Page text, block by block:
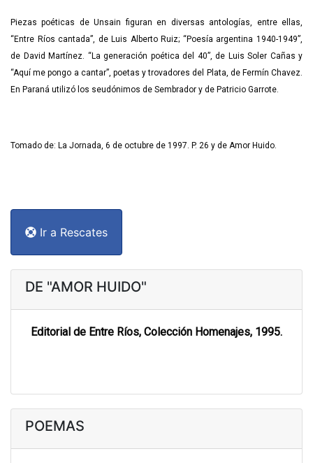
Piezas poéticas de Unsain figuran en diversas antologías, entre ellas,
“Entre Ríos cantada”, de Luis Alberto Ruiz; “Poesía argentina 1940-1949”,
de David Martínez. “La generación poética del 40”, de Luis Soler Cañas y
“Aquí me pongo a cantar”, poetas y trovadores del Plata, de Fermín Chavez.
En Paraná utilizó los seudónimos de Sembrador y de Patricio Garrote.
Tomado de: La Jornada, 6 de octubre de 1997. P. 26 y de Amor Huido.
Ir a Rescates
DE "AMOR HUIDO"
Editorial de Entre Ríos, Colección Homenajes, 1995.
POEMAS